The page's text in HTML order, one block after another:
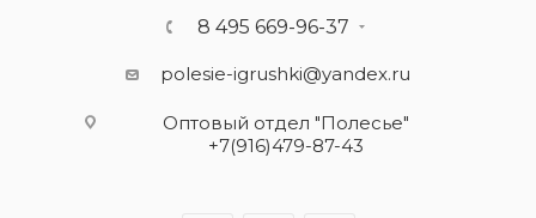
8 495 669-96-37
polesie-igrushki@yandex.ru
Оптовый отдел "Полесье"
+7(916)479-87-43